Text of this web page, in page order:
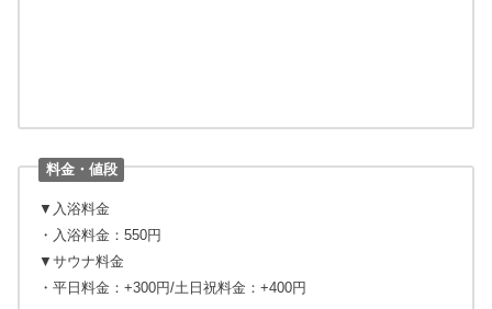
料金・値段
▼入浴料金
・入浴料金：550円
▼サウナ料金
・平日料金：+300円/土日祝料金：+400円